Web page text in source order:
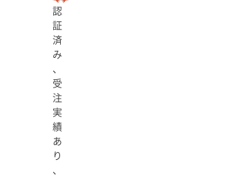
認
証
済
み
、
受
注
実
績
あ
り
、